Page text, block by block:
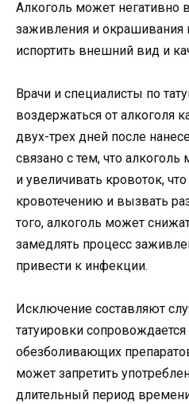
Алкоголь может негативно
заживления и окрашивания
испортить внешний вид и
Врачи и специалисты по
воздержаться от алкоголя
двух-трех дней после
связано с тем, что
и увеличивать кровоток,
кровотечению и вызвать
того, алкоголь может
замедлять процесс
привести к инфекции.
Исключение составляют
татуировки
обезболивающих
может запретить
длительный период